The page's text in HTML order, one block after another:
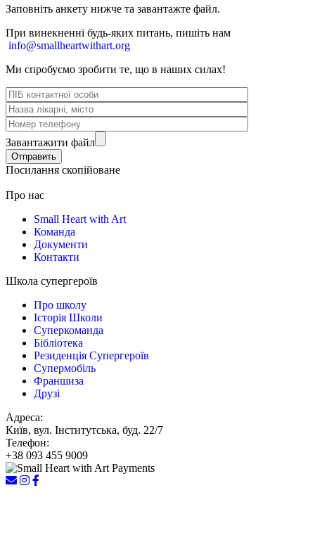
Заповніть анкету нижче та завантажте файл.
При винекненні будь-яких питань, пишіть нам
info@smallheartwithart.org
Ми спробуємо зробити те, що в наших силах!
Завантажити файл
Посилання скопійоване
Про нас
Small Heart with Art
Команда
Документи
Контакти
Школа супергероїв
Про школу
Історія Школи
Суперкоманда
Бібліотека
Резиденція Супергероїв
Супермобіль
Франшиза
Друзі
Адреса:
Київ, вул. Інститутська, буд. 22/7
Телефон:
+38 093 455 9009